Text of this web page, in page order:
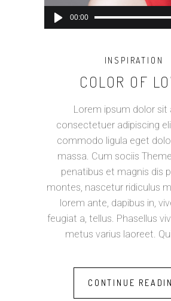
audio
00:00
INSPIRATION
COLOR OF
Lorem ipsum dolor sit
consectetuer adipiscing
commodo ligula eget
massa. Cum sociis
penatibus et magnis dis
montes, nascetur ridiculus
lorem ante, dapibus in,
feugiat a, tellus. Phasellus
metus varius laoreet.
CONTINUE